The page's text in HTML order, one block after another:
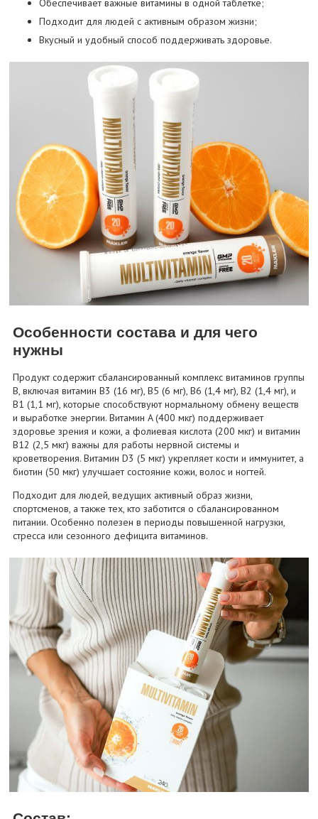
Обеспечивает важные витамины в одной таблетке;
Подходит для людей с активным образом жизни;
Вкусный и удобный способ поддерживать здоровье.
Особенности состава и для чего
нужны
Продукт содержит сбалансированный комплекс витаминов группы
B, включая витамин B3 (16 мг), B5 (6 мг), B6 (1,4 мг), B2 (1,4 мг), и
B1 (1,1 мг), которые способствуют нормальному обмену веществ
и выработке энергии. Витамин A (400 мкг) поддерживает
здоровье зрения и кожи, а фолиевая кислота (200 мкг) и витамин
B12 (2,5 мкг) важны для работы нервной системы и
кроветворения. Витамин D3 (5 мкг) укрепляет кости и иммунитет, а
биотин (50 мкг) улучшает состояние кожи, волос и ногтей.
Подходит для людей, ведущих активный образ жизни,
спортсменов, а также тех, кто заботится о сбалансированном
питании. Особенно полезен в периоды повышенной нагрузки,
стресса или сезонного дефицита витаминов.